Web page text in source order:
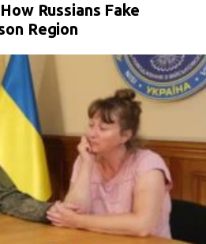
Russians Fake
Region